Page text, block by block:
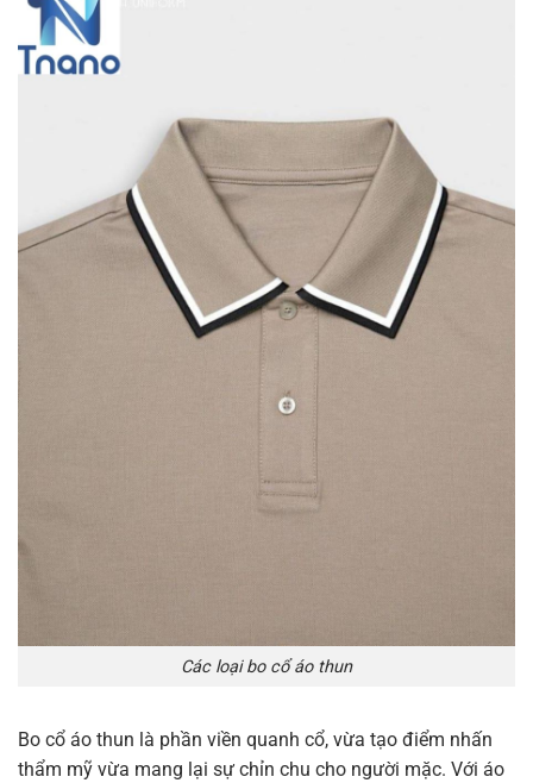
Các loại bo cổ áo thun
Bo cổ áo thun là phần viền quanh cổ, vừa tạo điểm nhấn
thẩm mỹ vừa mang lại sự chỉn chu cho người mặc. Với áo